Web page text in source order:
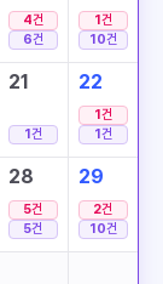
4건
6건
1건
10건
21
1건
22
1건
1건
28
5건
5건
29
2건
10건